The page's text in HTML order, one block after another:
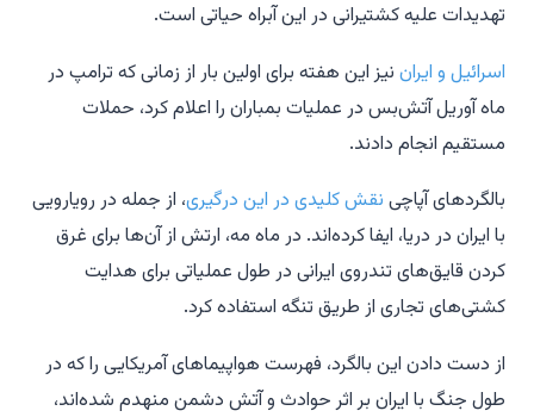
تهدیدات علیه کشتیرانی در این آبراه حیاتی است.
اسرائیل و ایران نیز این هفته برای اولین بار از زمانی که ترامپ در
ماه آوریل آتش‌بس در عملیات بمباران را اعلام کرد، حملات
مستقیم انجام دادند.
بالگردهای آپاچی نقش کلیدی در این درگیری، از جمله در رویارویی
با ایران در دریا، ایفا کرده‌اند. در ماه مه، ارتش از آن‌ها برای غرق
کردن قایق‌های تندروی ایرانی در طول عملیاتی برای هدایت
کشتی‌های تجاری از طریق تنگه استفاده کرد.
از دست دادن این بالگرد، فهرست هواپیماهای آمریکایی را که در
طول جنگ با ایران بر اثر حوادث و آتش دشمن منهدم شده‌اند،